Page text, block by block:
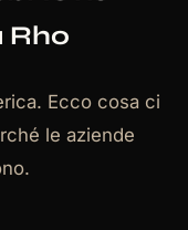
Rho
Ecco cosa ci
le aziende